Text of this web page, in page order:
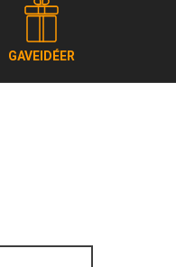
GAVEIDÉER